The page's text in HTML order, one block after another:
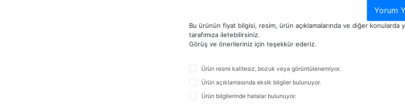
Yorum
Bu ürünün fiyat bilgisi, resim, ürün açıklamalarında ve diğer
tarafımıza iletebilirsiniz.
Görüş ve önerileriniz için teşekkür ederiz.
Ürün resmi kalitesiz, bozuk veya görüntülenemiyor.
Ürün açıklamasında eksik bilgiler bulunuyor.
Ürün bilgilerinde hatalar bulunuyor.